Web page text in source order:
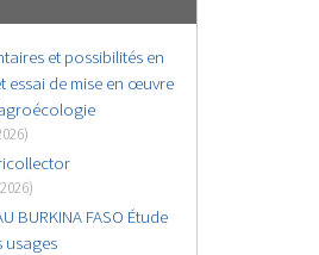
et possibilités en
essai de mise en œuvre
BURKINA FASO Étude
usages